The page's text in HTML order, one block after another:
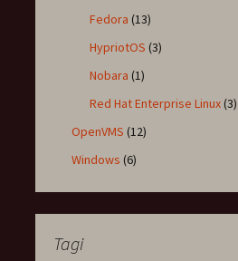
Fedora (13)
HypriotOS (3)
Nobara (1)
Red Hat Enterprise Linux(3)
OpenVMS (12)
Windows (6)
Tagi